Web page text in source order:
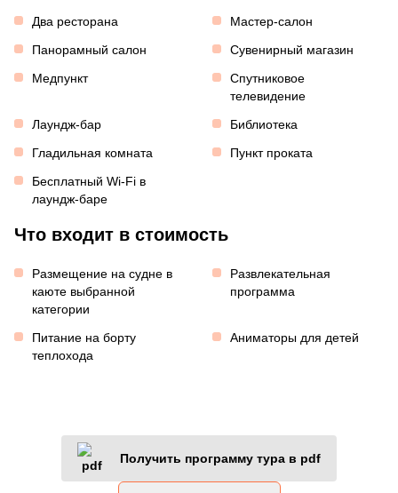
Два ресторана
Мастер-салон
Панорамный салон
Сувенирный магазин
Медпункт
Спутниковое
телевидение
Лаундж-бар
Библиотека
Гладильная комната
Пункт проката
Бесплатный Wi-Fi в
лаундж-баре
Что входит в стоимость
Размещение на судне в
каюте выбранной
категории
Развлекательная
программа
Питание на борту
теплохода
Аниматоры для детей
Получить программу тура в pdf